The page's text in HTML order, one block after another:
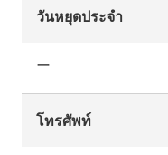
วันหยุดประจำ
ー
โทรศัพท์